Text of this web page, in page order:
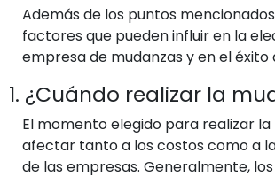
Además de los puntos
factores que pueden influir en la
empresa de mudanzas y en el éxito
1. ¿Cuándo realizar la
El momento elegido para realizar
afectar tanto a los costos como a
de las empresas. Generalmente,